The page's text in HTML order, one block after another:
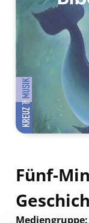
Fünf-
Mediengruppe: